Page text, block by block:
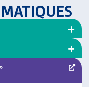
»